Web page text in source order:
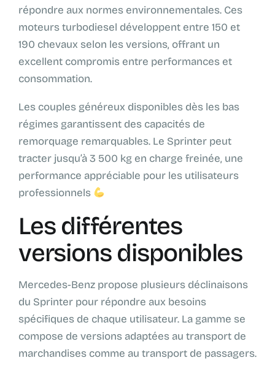
répondre aux normes environnementales. Ces
moteurs turbodiesel développent entre 150 et
190 chevaux selon les versions, offrant un
excellent compromis entre performances et
consommation.
Les couples généreux disponibles dès les bas
régimes garantissent des capacités de
remorquage remarquables. Le Sprinter peut
tracter jusqu’à 3 500 kg en charge freinée, une
performance appréciable pour les utilisateurs
professionnels
Les différentes
versions disponibles
Mercedes-Benz propose plusieurs déclinaisons
du Sprinter pour répondre aux besoins
spécifiques de chaque utilisateur. La gamme se
compose de versions adaptées au transport de
marchandises comme au transport de passagers.